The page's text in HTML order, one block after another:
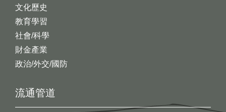
文化歷史
教育學習
社會/科學
財金產業
政治/外交/國防
流通管道